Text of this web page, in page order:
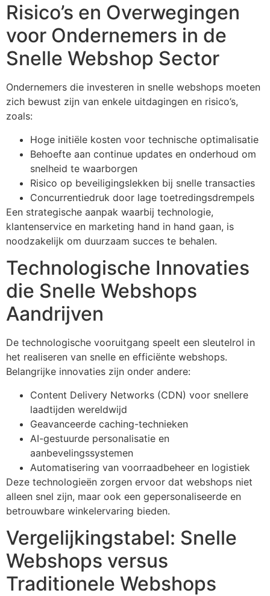
Risico’s en Overwegingen
voor Ondernemers in de
Snelle Webshop Sector
Ondernemers die investeren in snelle webshops moeten
zich bewust zijn van enkele uitdagingen en risico’s,
zoals:
Hoge initiële kosten voor technische optimalisatie
Behoefte aan continue updates en onderhoud om
snelheid te waarborgen
Risico op beveiligingslekken bij snelle transacties
Concurrentiedruk door lage toetredingsdrempels
Een strategische aanpak waarbij technologie,
klantenservice en marketing hand in hand gaan, is
noodzakelijk om duurzaam succes te behalen.
Technologische Innovaties
die Snelle Webshops
Aandrijven
De technologische vooruitgang speelt een sleutelrol in
het realiseren van snelle en efficiënte webshops.
Belangrijke innovaties zijn onder andere:
Content Delivery Networks (CDN) voor snellere
laadtijden wereldwijd
Geavanceerde caching-technieken
AI-gestuurde personalisatie en
aanbevelingssystemen
Automatisering van voorraadbeheer en logistiek
Deze technologieën zorgen ervoor dat webshops niet
alleen snel zijn, maar ook een gepersonaliseerde en
betrouwbare winkelervaring bieden.
Vergelijkingstabel: Snelle
Webshops versus
Traditionele Webshops